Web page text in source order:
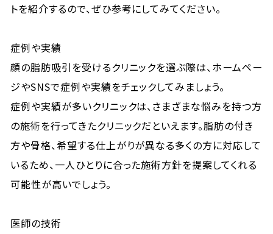
トを紹介するので、ぜひ参考にしてみてください。
症例や実績
顔の脂肪吸引を受けるクリニックを選ぶ際は、ホームペー
ジやSNSで症例や実績をチェックしてみましょう。
症例や実績が多いクリニックは、さまざまな悩みを持つ方
の施術を行ってきたクリニックだといえます。脂肪の付き
方や骨格、希望する仕上がりが異なる多くの方に対応して
いるため、一人ひとりに合った施術方針を提案してくれる
可能性が高いでしょう。
医師の技術